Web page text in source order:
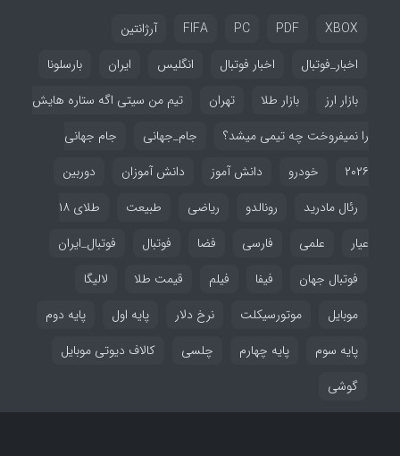
FIFA PC PDF XBOX
آرژانتین
اخبار_فوتبال
اخبار فوتبال انگلیس ایران
بارسلونا
بازار ارز
بازار طلا تهران
تیم من سیتی اگه ستاره هایش
را نمیفروخت چه تیمی میشد؟
جام_جهانی
جام جهانی
۲۰۲۶
خودرو دانش آموز دانش آموزان
دوربین
رئال مادرید
رونالدو ریاضی طبیعت
طلای ۱۸
عیار
علمی فارسی فضا فوتبال
فوتبال_ایران
فوتبال جهان
فیفا فیلم قیمت طلا
لالیگا
موبایل
موتورسیکلت نرخ دلار پایه اول
پایه دوم
پایه سوم
پایه چهارم چلسی
کالاف دیوتی موبایل
گوشی